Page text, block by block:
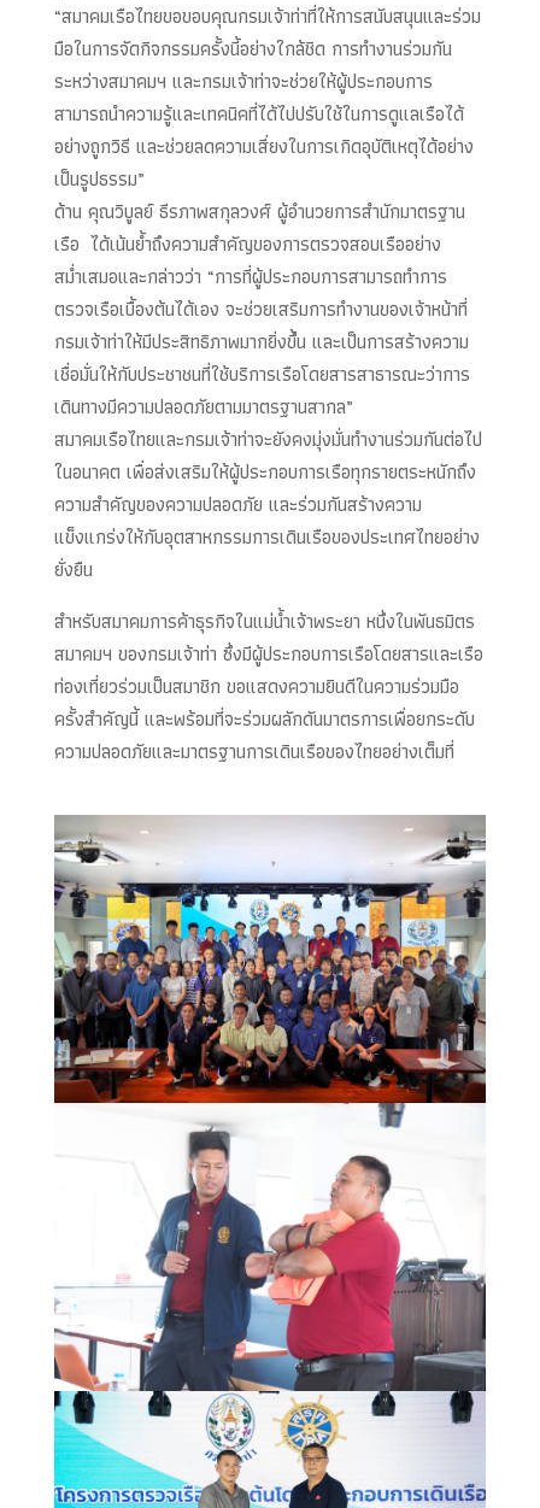
“สมาคมเรือไทยขอขอบคุณกรมเจ้าท่าที่ให้การสนับสนุนและร่วม
มือในการจัดกิจกรรมครั้งนี้อย่างใกล้ชิด การทำงานร่วมกัน
ระหว่างสมาคมฯ และกรมเจ้าท่าจะช่วยให้ผู้ประกอบการ
สามารถนำความรู้และเทคนิคที่ได้ไปปรับใช้ในการดูแลเรือได้
อย่างถูกวิธี และช่วยลดความเสี่ยงในการเกิดอุบัติเหตุได้อย่าง
เป็นรูปธรรม”
ด้าน คุณวิบูลย์ ธีรภาพสกุลวงศ์ ผู้อำนวยการสำนักมาตรฐาน
เรือ ได้เน้นย้ำถึงความสำคัญของการตรวจสอบเรืออย่าง
สม่ำเสมอและกล่าวว่า “การที่ผู้ประกอบการสามารถทำการ
ตรวจเรือเบื้องต้นได้เอง จะช่วยเสริมการทำงานของเจ้าหน้าที่
กรมเจ้าท่าให้มีประสิทธิภาพมากยิ่งขึ้น และเป็นการสร้างความ
เชื่อมั่นให้กับประชาชนที่ใช้บริการเรือโดยสารสาธารณะว่าการ
เดินทางมีความปลอดภัยตามมาตรฐานสากล”
สมาคมเรือไทยและกรมเจ้าท่าจะยังคงมุ่งมั่นทำงานร่วมกันต่อไป
ในอนาคต เพื่อส่งเสริมให้ผู้ประกอบการเรือทุกรายตระหนักถึง
ความสำคัญของความปลอดภัย และร่วมกันสร้างความ
แข็งแกร่งให้กับอุตสาหกรรมการเดินเรือของประเทศไทยอย่าง
ยั่งยืน
สำหรับสมาคมการค้าธุรกิจในแม่น้ำเจ้าพระยา หนึ่งในพันธมิตร
สมาคมฯ ของกรมเจ้าท่า ซึ่งมีผู้ประกอบการเรือโดยสารและเรือ
ท่องเที่ยวร่วมเป็นสมาชิก ขอแสดงความยินดีในความร่วมมือ
ครั้งสำคัญนี้ และพร้อมที่จะร่วมผลักดันมาตรการเพื่อยกระดับ
ความปลอดภัยและมาตรฐานการเดินเรือของไทยอย่างเต็มที่